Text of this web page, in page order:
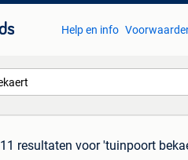
Help en info
11 resultaten voor 'tuinpoort